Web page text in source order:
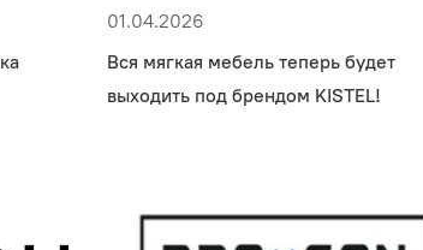
01.04.2026
Вся мягкая мебель теперь будет
выходить под брендом KISTEL!